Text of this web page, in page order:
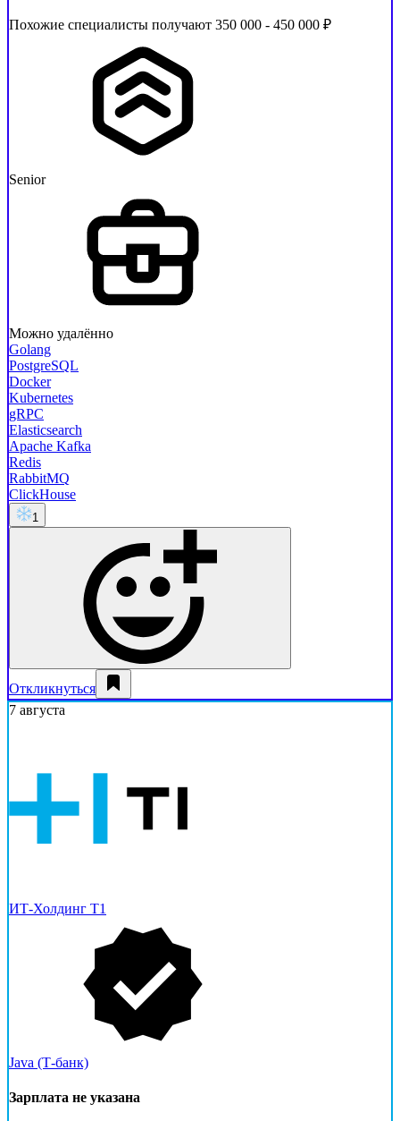
Похожие специалисты получают 350 000 - 450 000 ₽
Senior
Можно удалённо
Golang
PostgreSQL
Docker
Kubernetes
gRPC
Elasticsearch
Apache Kafka
Redis
RabbitMQ
ClickHouse
1
Откликнуться
7 августа
ИТ-Холдинг Т1
Java (Т-банк)
Зарплата не указана